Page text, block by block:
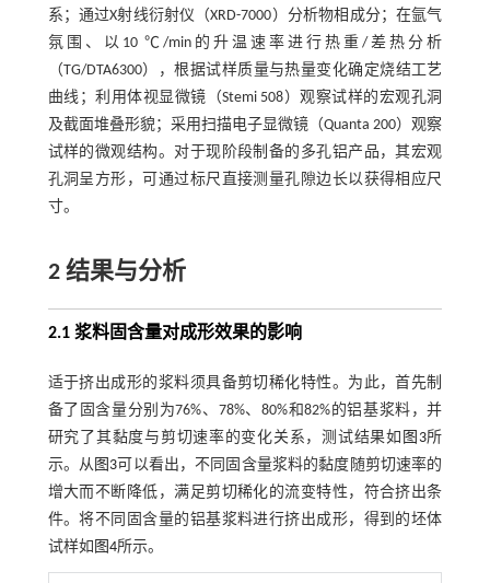
系；通过X射线衍射仪（XRD-7000）分析物相成分；在氩气
氛围、以10 ℃/min的升温速率进行热重/差热分析
（TG/DTA6300），根据试样质量与热量变化确定烧结工艺
曲线；利用体视显微镜（Stemi 508）观察试样的宏观孔洞
及截面堆叠形貌；采用扫描电子显微镜（Quanta 200）观察
试样的微观结构。对于现阶段制备的多孔铝产品，其宏观
孔洞呈方形，可通过标尺直接测量孔隙边长以获得相应尺
寸。
2 结果与分析
2.1 浆料固含量对成形效果的影响
适于挤出成形的浆料须具备剪切稀化特性。为此，首先制
备了固含量分别为76%、78%、80%和82%的铝基浆料，并
研究了其黏度与剪切速率的变化关系，测试结果如 图3所
示。从 图3可以看出，不同固含量浆料的黏度随剪切速率的
增大而不断降低，满足剪切稀化的流变特性，符合挤出条
件。将不同固含量的铝基浆料进行挤出成形，得到的坯体
试样如 图4所示。